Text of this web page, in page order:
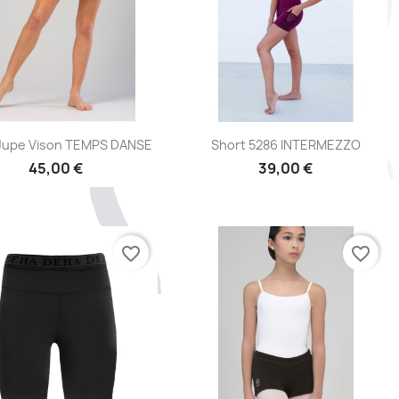
Aperçu rapide
Vison TEMPS DANSE
45,00 €
Aperçu rapide
Short 5286 INTERMEZZO
39,00 €
favorite_border favorite_border